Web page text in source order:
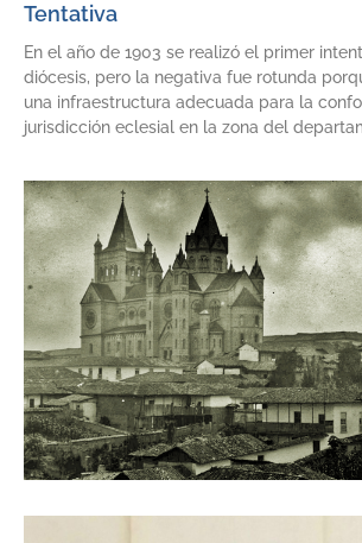
Tentativa
En el año de 1903 se realizó el primer
diócesis, pero la negativa fue rotunda
una infraestructura adecuada para la
jurisdicción eclesial en la zona del